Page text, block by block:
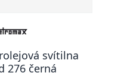
svítilna
276 černá